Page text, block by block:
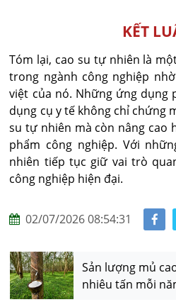
KẾT
Tóm lại, cao su tự nhiên là
trong ngành công nghiệp
việt của nó. Những ứng dụng
dụng cụ y tế không chỉ chứng
su tự nhiên mà còn nâng cao
phẩm công nghiệp. Với
nhiên tiếp tục giữ vai trò
công nghiệp hiện đại.
02/07/2026 08:54:31
Sản lượng mủ
nhiêu tấn mỗi